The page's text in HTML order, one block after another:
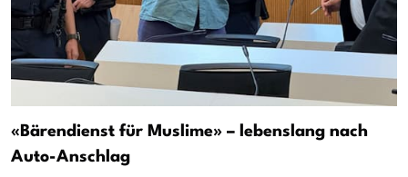
«Bärendienst für Muslime» – lebenslang nach
Auto-Anschlag